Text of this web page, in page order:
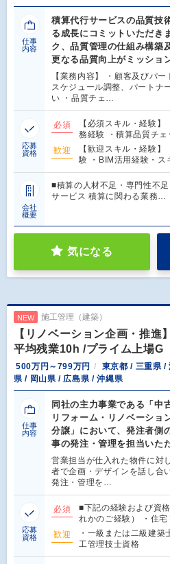
仕事
内容
積算代行サービスの品質技
る成長にコミットいただき
ク、品質管理の仕組み構築
更なる品質向上がミッショ
【業務内容】 ・顧客及びパ
スケジュール調整、パートナ
い ・品質チェ…
応募
資格
必須
【必須スキル・経験
務経験 ・積算品質チェ
歓迎
【歓迎スキル・経験
験 ・BIM活用経験・ス
会社
概要
■積算の人材不足・専門性不
サービス 積算に関わる業務…
気になる
NEW 施工管理（建築）
【リノベーション企画・推進
平均残業10h /プライム上場G
500万円～799万円
東京都 / 三重県 /
県 / 岡山県 / 広島県 / 沖縄県
仕事
内容
同社の主力事業である「中
リフォーム・リノベーシ
分譲」において、発注者側
事の発注・管理を担当いた
営業担当が仕入れた物件に対
者で企画・デザインを話し合
発注・管理を…
応募
資格
必須
■下記の経験および資
れかのご経験） ・住
歓迎
・一級または二級建
工管理技士資格